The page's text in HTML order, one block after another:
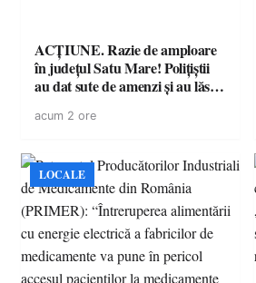
ACȚIUNE. Razie de amploare
în județul Satu Mare! Polițiștii
au dat sute de amenzi și au lăsat
singură zi
acum 2 ore
LOCALE